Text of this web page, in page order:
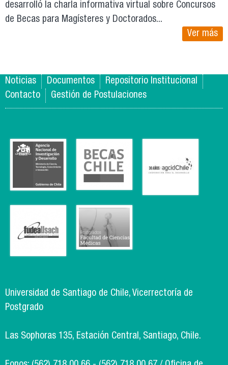
desarrolló la charla informativa virtual sobre Concursos
de Becas para Magísteres y Doctorados...
Ver más
Noticias Documentos
Repositorio Institucional
Contacto
Gestión de Postulaciones
Universidad de Santiago de Chile, Vicerrectoría de
Postgrado
Las Sophoras 135, Estación Central, Santiago, Chile.